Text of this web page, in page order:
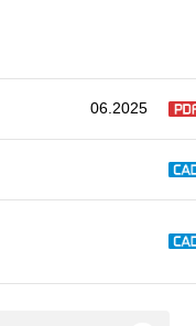
06.2025